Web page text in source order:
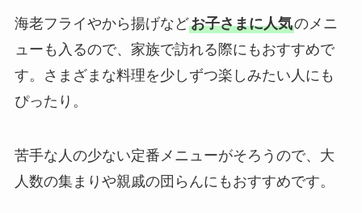
海老フライやから揚げなどお子さまに人気のメニ
ューも入るので、家族で訪れる際にもおすすめで
す。さまざまな料理を少しずつ楽しみたい人にも
ぴったり。
苦手な人の少ない定番メニューがそろうので、大
人数の集まりや親戚の団らんにもおすすめです。